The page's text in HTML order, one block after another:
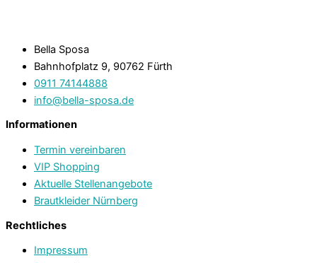
Bella Sposa
Bahnhofplatz 9, 90762 Fürth
0911 74144888
info@bella-sposa.de
Informationen
Termin vereinbaren
VIP Shopping
Aktuelle Stellenangebote
Brautkleider Nürnberg
Rechtliches
Impressum